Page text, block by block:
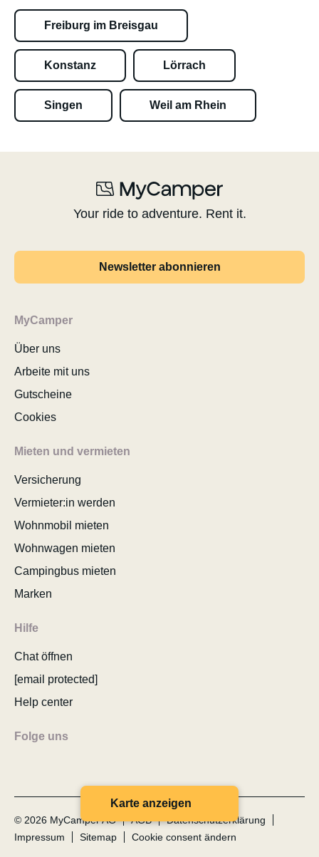
Freiburg im Breisgau
Konstanz Lörrach
Singen Weil am Rhein
Karte anzeigen
Your ride to adventure. Rent it.
Newsletter abonnieren
MyCamper
Über uns
Arbeite mit uns
Gutscheine
Cookies
Mieten und vermieten
Versicherung
Vermieter:in werden
Wohnmobil mieten
Wohnwagen mieten
Campingbus mieten
Marken
Hilfe
Chat öffnen
[email protected]
Help center
Folge uns
© 2026 MyCamper AG AGB
Datenschutzerklärung
Impressum
Sitemap Cookie consent ändern